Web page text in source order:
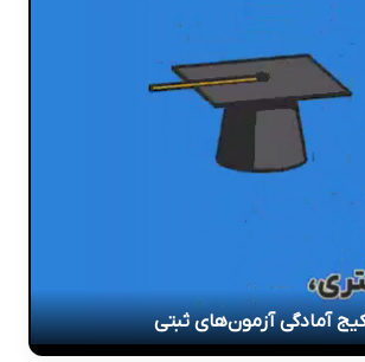
آمادگی آزمون‌های ثبتی